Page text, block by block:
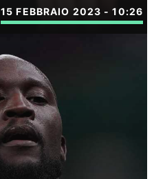
15 FEBBRAIO 2023 - 10:26